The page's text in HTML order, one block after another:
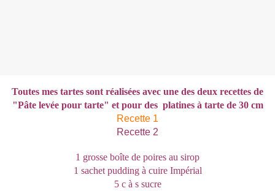
Toutes mes tartes sont réalisées avec une des deux recettes de
"Pâte levée pour tarte" et pour des platines à tarte de 30 cm
Recette 1
Recette 2
1 grosse boîte de poires au sirop
1 sachet pudding à cuire Impérial
5 c à s sucre